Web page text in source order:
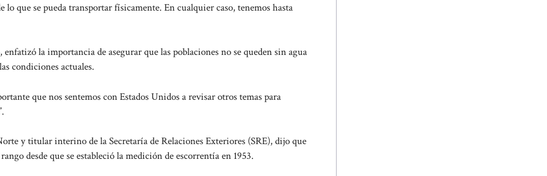
que se pueda transportar físicamente. En cualquier caso, tenemos hasta
la importancia de asegurar que las poblaciones no se queden sin agua
condiciones actuales.
que nos sentemos con Estados Unidos a revisar otros temas para
y titular interino de la Secretaría de Relaciones Exteriores (SRE), dijo que
desde que se estableció la medición de escorrentía en 1953.